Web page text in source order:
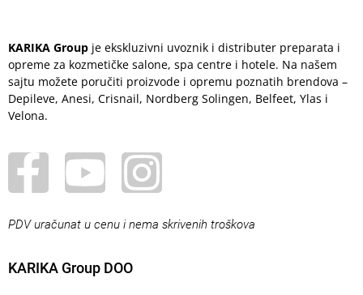
KARIKA Group je ekskluzivni uvoznik i distributer preparata i
opreme za kozmetičke salone, spa centre i hotele. Na našem
sajtu možete poručiti proizvode i opremu poznatih brendova –
Depileve, Anesi, Crisnail, Nordberg Solingen, Belfeet, Ylas i
Velona.
PDV uračunat u cenu i nema skrivenih troškova
KARIKA Group DOO